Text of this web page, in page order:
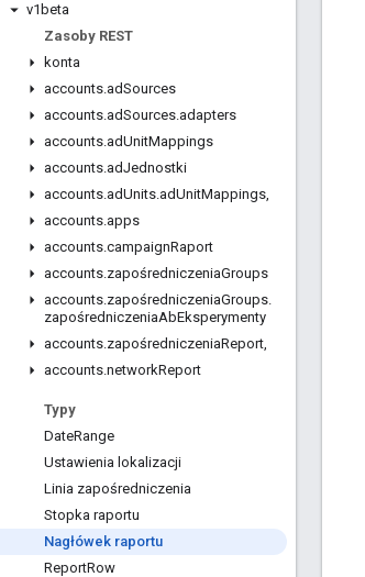
v1beta
Zasoby REST
konta
accounts.adSources
accounts.adSources.adapters
accounts.adUnitMappings
accounts.adJednostki
accounts.adUnits.adUnitMappings,
accounts.apps
accounts.campaignRaport
accounts.zapośredniczeniaGroups
accounts.zapośredniczeniaGroups.
zapośredniczeniaAbEksperymenty
accounts.zapośredniczeniaReport,
accounts.networkReport
Typy
DateRange
Ustawienia lokalizacji
Linia zapośredniczenia
Stopka raportu
Nagłówek raportu
ReportRow